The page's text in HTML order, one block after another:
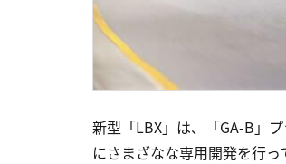
新型「LBX」は、「GA-B」
にさまざなな専用開発を行